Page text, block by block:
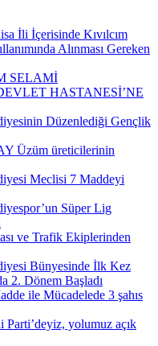
İli İçerisinde Kıvılcım
Alınması Gereken
SELAMİ
HASTANESİ’NE
Düzenlediği Gençlik
Üzüm üreticilerinin
Meclisi 7 Maddeyi
Süper Lig
ve Trafik Ekiplerinden
Bünyesinde İlk Kez
2. Dönem Başladı
ile Mücadelede 3 şahıs
yolumuz açık